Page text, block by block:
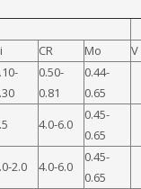
CR Mo
V
0.50-
0.81
0.44-
0.65
4.0-6.0
0.45-
0.65
2.0 4.0-6.0
0.45-
0.65